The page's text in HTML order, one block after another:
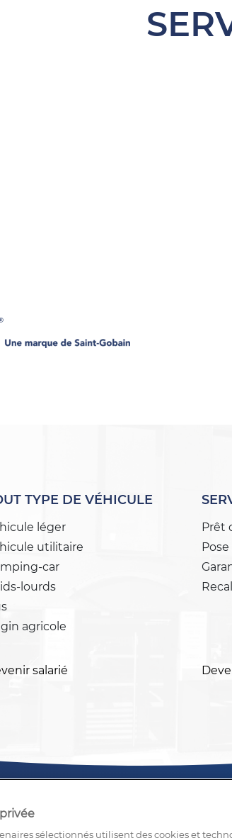
TYPE DE VÉHICULE
léger
utilitaire
car
lourds
agricole
Prêt
salarié
sélectionnés utilisent des cookies et